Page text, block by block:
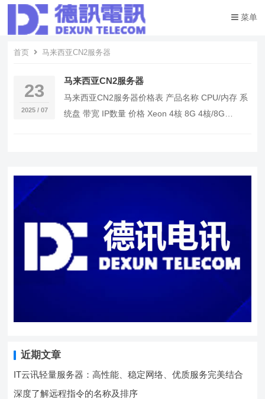
菜单
首页 马来西亚CN2服务器
23
2025 / 07
马来西亚CN2服务器
马来西亚CN2服务器价格表 产品名称 CPU/内存 系
统盘 带宽 IP数量 价格 Xeon 4核 8G 4核/8G
近期文章
IT云讯轻量服务器：高性能、稳定网络、优质服务完美结合
深度了解远程指令的名称及排序